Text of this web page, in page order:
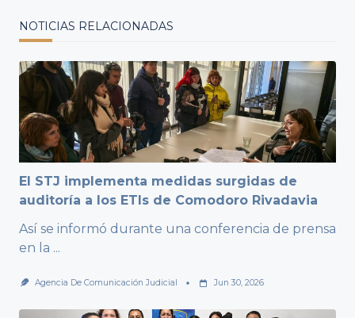
NOTICIAS RELACIONADAS
El STJ implementa medidas surgidas de
auditoría a los ETIs de Comodoro Rivadavia
Así se informó durante una conferencia de prensa
en la ...
Agencia De Comunicación Judicial Jun 30, 2026